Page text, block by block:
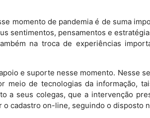
momento de pandemia é de suma
sentimentos, pensamentos e
na troca de experiências
e suporte nesse momento. Nesse
meio de tecnologias da informação,
a seus colegas, que a intervenção
cadastro on-line, seguindo o disposto